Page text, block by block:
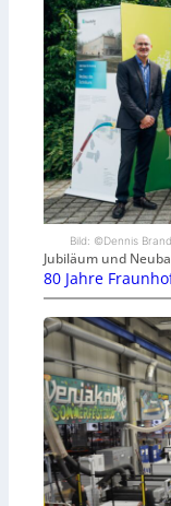
Bild: ©Dennis
Jubiläum und
80 Jahre